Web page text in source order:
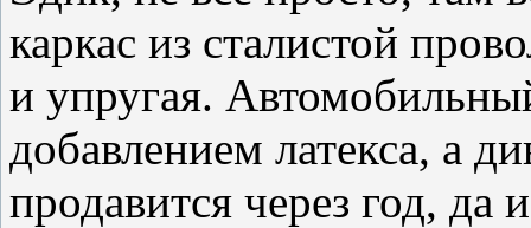
каркас из сталистой
и упругая.
добавлением латекса, а
продавится через год, да